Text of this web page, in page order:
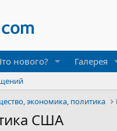
нового? Галерея
экономика, политика
США